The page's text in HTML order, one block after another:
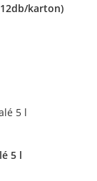
karton)
5 l